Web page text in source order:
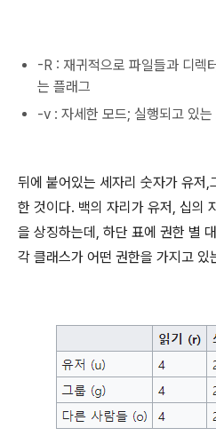
-R : 재귀적으로 파일들과 디렉
는 플래그
-v : 자세한 모드; 실행되고 있
뒤에 붙어있는 세자리 숫자가 유저,
한 것이다. 백의 자리가 유저, 십의
을 상징하는데, 하단 표에 권한 별
각 클래스가 어떤 권한을 가지고 있